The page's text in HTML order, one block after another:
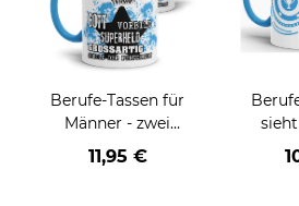
Berufe-Tassen für
Männer - zwei
Farbvarianten
11,95 €